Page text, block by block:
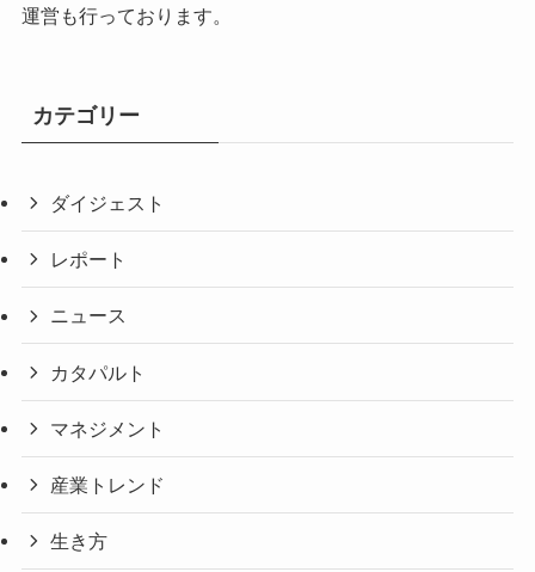
運営も行っております。
カテゴリー
ダイジェスト
レポート
ニュース
カタパルト
マネジメント
産業トレンド
生き方